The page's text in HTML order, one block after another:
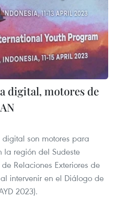
digital, motores de
son motores para
la región del Sudeste
Relaciones Exteriores de
intervenir en el Diálogo de
2023).